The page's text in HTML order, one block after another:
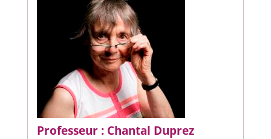
Professeur : Chantal Duprez